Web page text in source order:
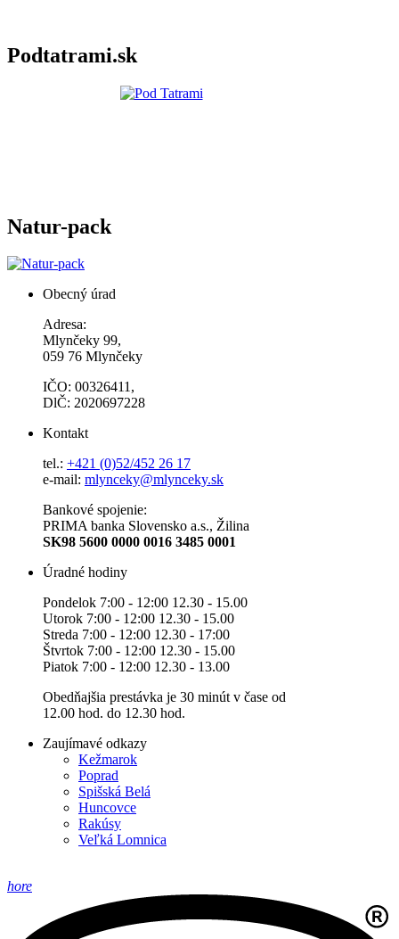
Podtatrami.sk
Natur-pack
Obecný úrad
Adresa:
Mlynčeky 99,
059 76 Mlynčeky
IČO: 00326411,
DlČ: 2020697228
Kontakt
tel.: +421 (0)52/452 26 17
e-mail: mlynceky@mlynceky.sk
Bankové spojenie:
PRIMA banka Slovensko a.s., Žilina
SK98 5600 0000 0016 3485 0001
Úradné hodiny
Pondelok 7:00 - 12:00 12.30 - 15.00
Utorok 7:00 - 12:00 12.30 - 15.00
Streda 7:00 - 12:00 12.30 - 17:00
Štvrtok 7:00 - 12:00 12.30 - 15.00
Piatok 7:00 - 12:00 12.30 - 13.00
Obedňajšia prestávka je 30 minút v čase od
12.00 hod. do 12.30 hod.
Zaujímavé odkazy
Kežmarok
Poprad
Spišská Belá
Huncovce
Rakúsy
Veľká Lomnica
hore